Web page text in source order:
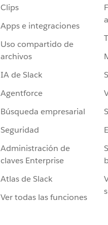
Clips
Apps e integraciones
Uso compartido de
archivos
IA de Slack
Agentforce
Búsqueda empresarial
Seguridad
Administración de
claves Enterprise
Atlas de Slack
Ver todas las funciones